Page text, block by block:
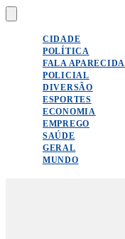
CIDADE
POLÍTICA
FALA APARECIDA
POLICIAL
DIVERSÃO
ESPORTES
ECONOMIA
EMPREGO
SAÚDE
GERAL
MUNDO